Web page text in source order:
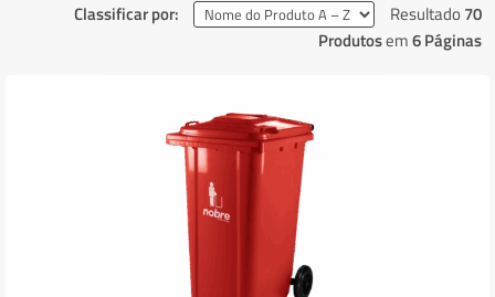
Classificar por: Resultado70
Produtosem6 Páginas